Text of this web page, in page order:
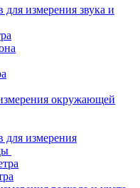
измерения звука и
окружающей
для измерения